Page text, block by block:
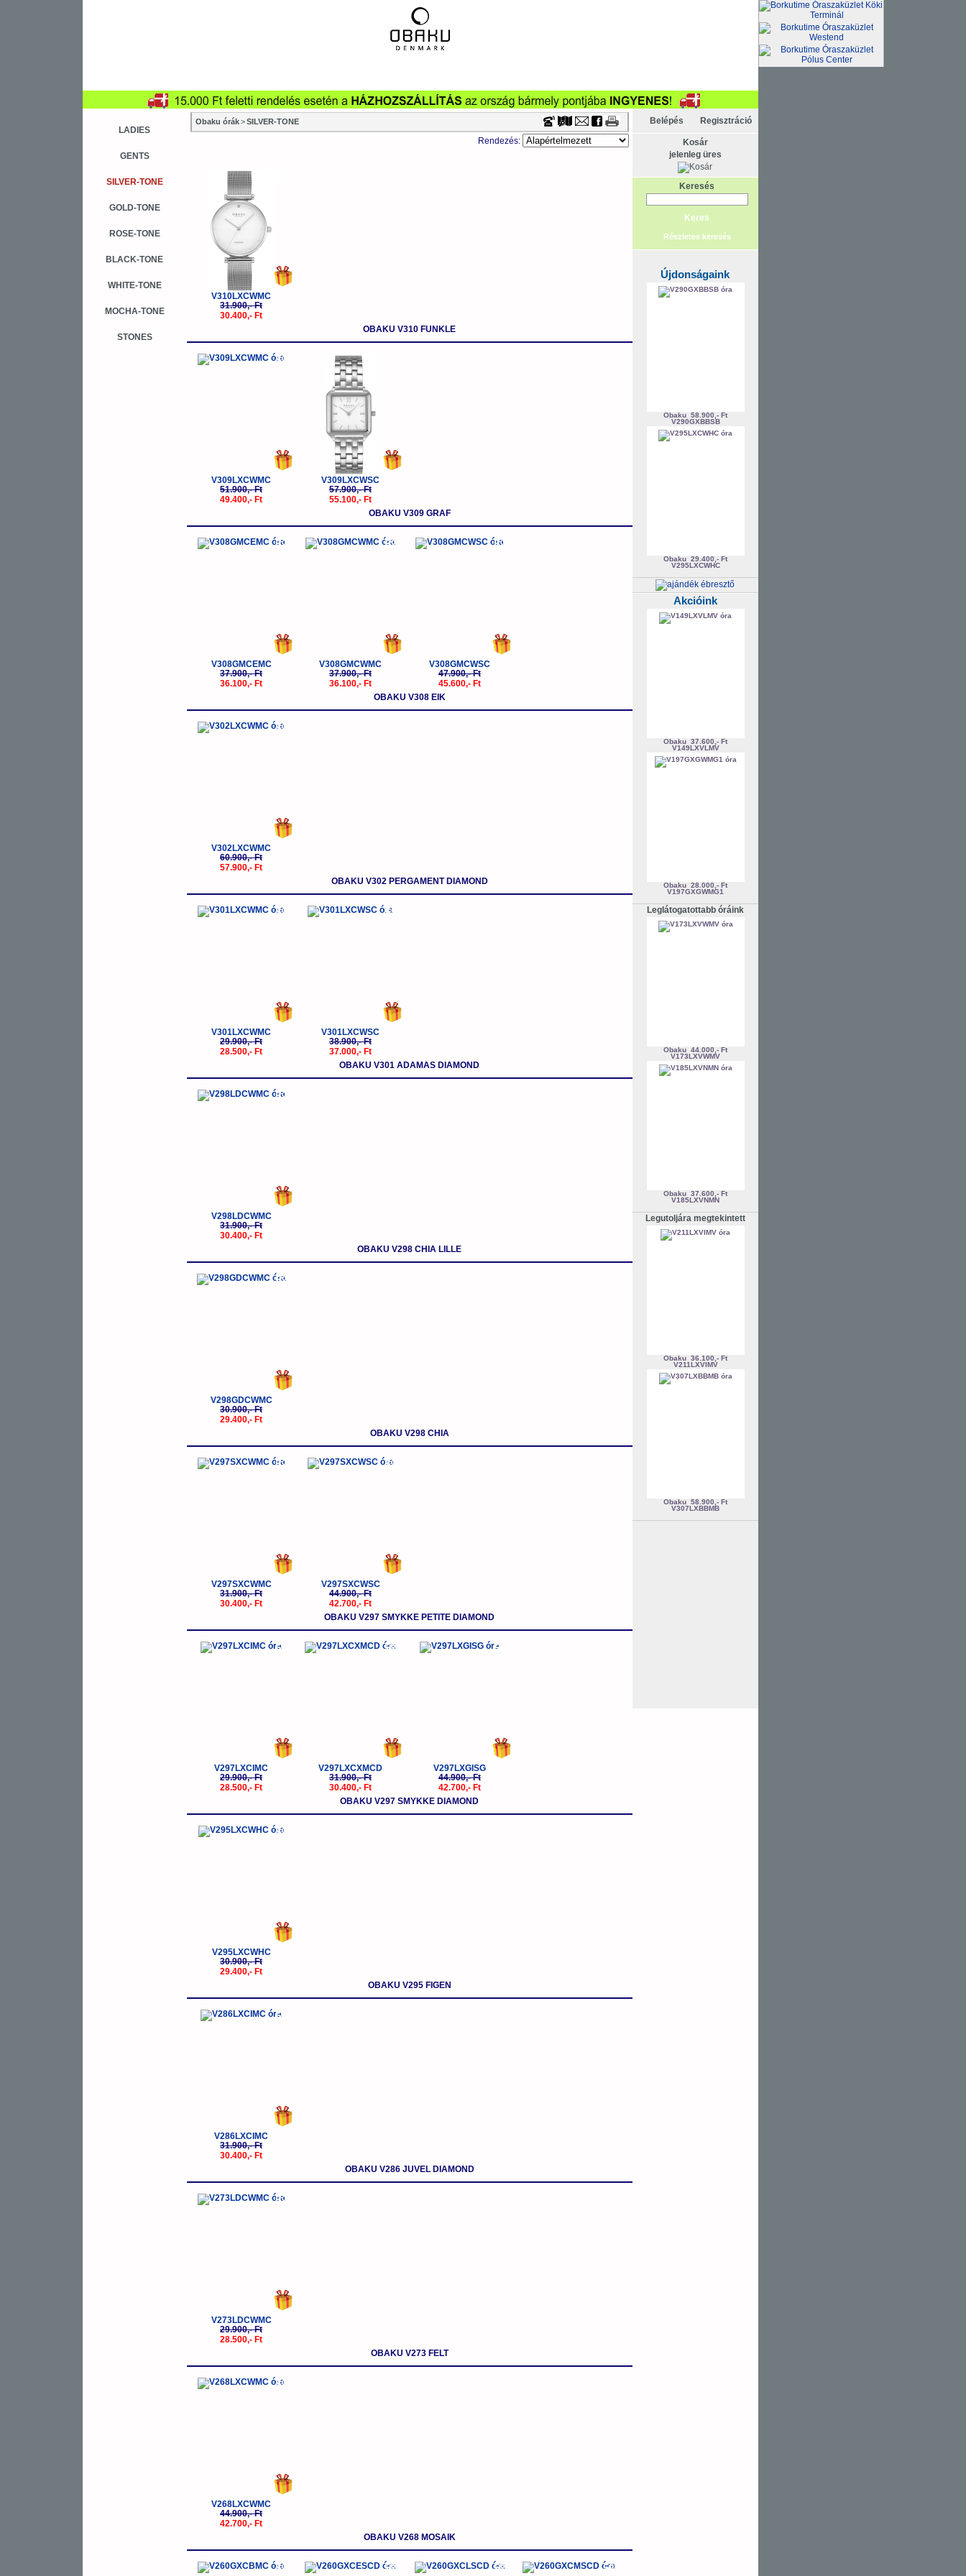
LADIES
GENTS
SILVER-TONE
GOLD-TONE
ROSE-TONE
BLACK-TONE
WHITE-TONE
MOCHA-TONE
STONES
Obaku órák > SILVER-TONE
Rendezés:
V310LXCWMC
31.900,- Ft
30.400,- Ft
OBAKU V310 FUNKLE
-5%
V309LXCWMC
51.900,- Ft
49.400,- Ft
V309LXCWSC
57.900,- Ft
55.100,- Ft
OBAKU V309 GRAF
-5%
V308GMCEMC
37.900,- Ft
36.100,- Ft
-5%
V308GMCWMC
37.900,- Ft
36.100,- Ft
-5%
V308GMCWSC
47.900,- Ft
45.600,- Ft
OBAKU V308 EIK
-5%
V302LXCWMC
60.900,- Ft
57.900,- Ft
OBAKU V302 PERGAMENT DIAMOND
-5%
V301LXCWMC
29.900,- Ft
28.500,- Ft
-5%
V301LXCWSC
38.900,- Ft
37.000,- Ft
OBAKU V301 ADAMAS DIAMOND
-5%
V298LDCWMC
31.900,- Ft
30.400,- Ft
OBAKU V298 CHIA LILLE
-5%
V298GDCWMC
30.900,- Ft
29.400,- Ft
OBAKU V298 CHIA
-5%
V297SXCWMC
31.900,- Ft
30.400,- Ft
-5%
V297SXCWSC
44.900,- Ft
42.700,- Ft
OBAKU V297 SMYKKE PETITE DIAMOND
-5%
V297LXCIMC
29.900,- Ft
28.500,- Ft
-5%
V297LXCXMCD
31.900,- Ft
30.400,- Ft
-5%
V297LXGISG
44.900,- Ft
42.700,- Ft
OBAKU V297 SMYKKE DIAMOND
-5%
V295LXCWHC
30.900,- Ft
29.400,- Ft
OBAKU V295 FIGEN
-5%
V286LXCIMC
31.900,- Ft
30.400,- Ft
OBAKU V286 JUVEL DIAMOND
-5%
V273LDCWMC
29.900,- Ft
28.500,- Ft
OBAKU V273 FELT
-5%
V268LXCWMC
44.900,- Ft
42.700,- Ft
OBAKU V268 MOSAIK
-5% -5% -5% -5%
Belépés Regisztráció
Kosár
jelenleg üres
Keresés
Részletes keresés
Újdonságaink
Obaku 58.900,- Ft
V290GXBBSB
Obaku 29.400,- Ft
V295LXCWHC
Akcióink
Obaku 37.600,- Ft
V149LXVLMV
Obaku 28.000,- Ft
V197GXGWMG1
Leglátogatottabb óráink
Obaku 44.000,- Ft
V173LXVWMV
Obaku 37.600,- Ft
V185LXVNMN
Legutoljára megtekintett
Obaku 36.100,- Ft
V211LXVIMV
Obaku 58.900,- Ft
V307LXBBMB